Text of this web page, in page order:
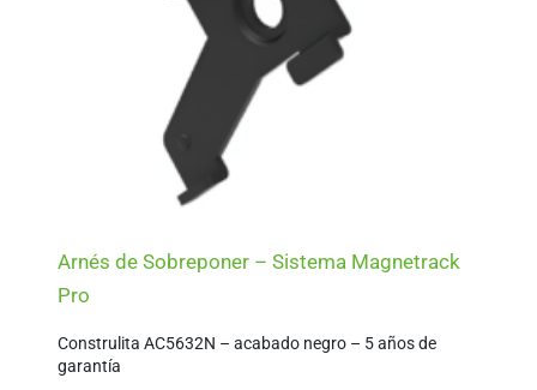
Arnés de Sobreponer – Sistema Magnetrack
Pro
Construlita AC5632N – acabado negro – 5 años de
garantía